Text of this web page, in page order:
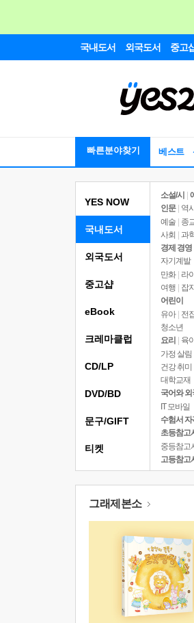
국내도서 외국도서 중고
빠른분야찾기 베스트
YES NOW
국내도서
소설/시
인문
역
예술 | 종
사회 | 과
경제 경영
자기계발
만화 | 라
여행
잡지
어린이
유아 | 전
청소년
요리
육
가정 살림
건강 취미
대학교재
국어와 외
IT 모바일
수험서 자
초등참고
중등참고
고등참고
외국도서
중고샵
eBook
크레마클럽
CD/LP
DVD/BD
문구/GIFT
티켓
그래제본소